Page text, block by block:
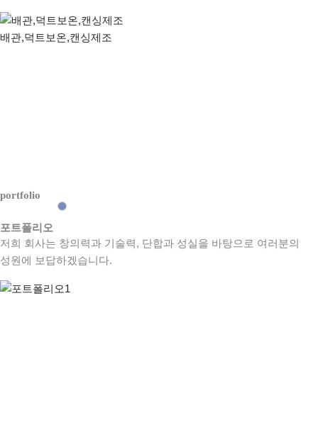
배관,덕트보온,캔싱제조
portfolio
포트폴리오
저희 회사는 창의력과 기술력, 단합과 성실을 바탕으로 여러분의
성원에 보답하겠습니다.